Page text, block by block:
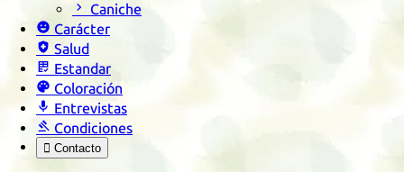
 Caniche
 Carácter
 Salud
 Estandar
 Coloración
 Entrevistas
 Condiciones
 Contacto